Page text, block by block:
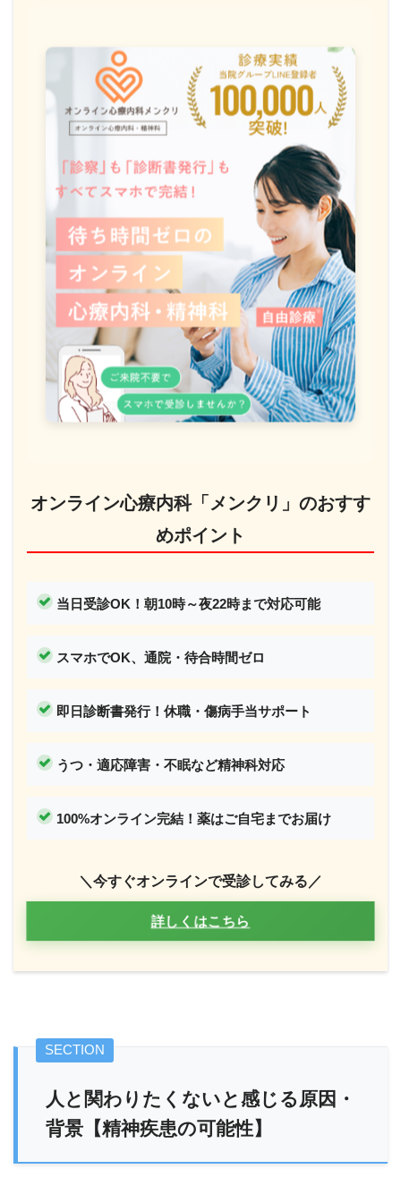
オンライン心療内科「メンクリ」のおすす
めポイント
当日受診OK！ 朝10時～夜22時まで対応可能
スマホでOK、通院・待合時間ゼロ
即日診断書発行！休職・傷病手当サポート
うつ・適応障害・不眠など精神科対応
100%オンライン完結！薬はご自宅までお届け
＼今すぐオンラインで受診してみる／
詳しくはこちら
人と関わりたくないと感じる原因・
背景【精神疾患の可能性】